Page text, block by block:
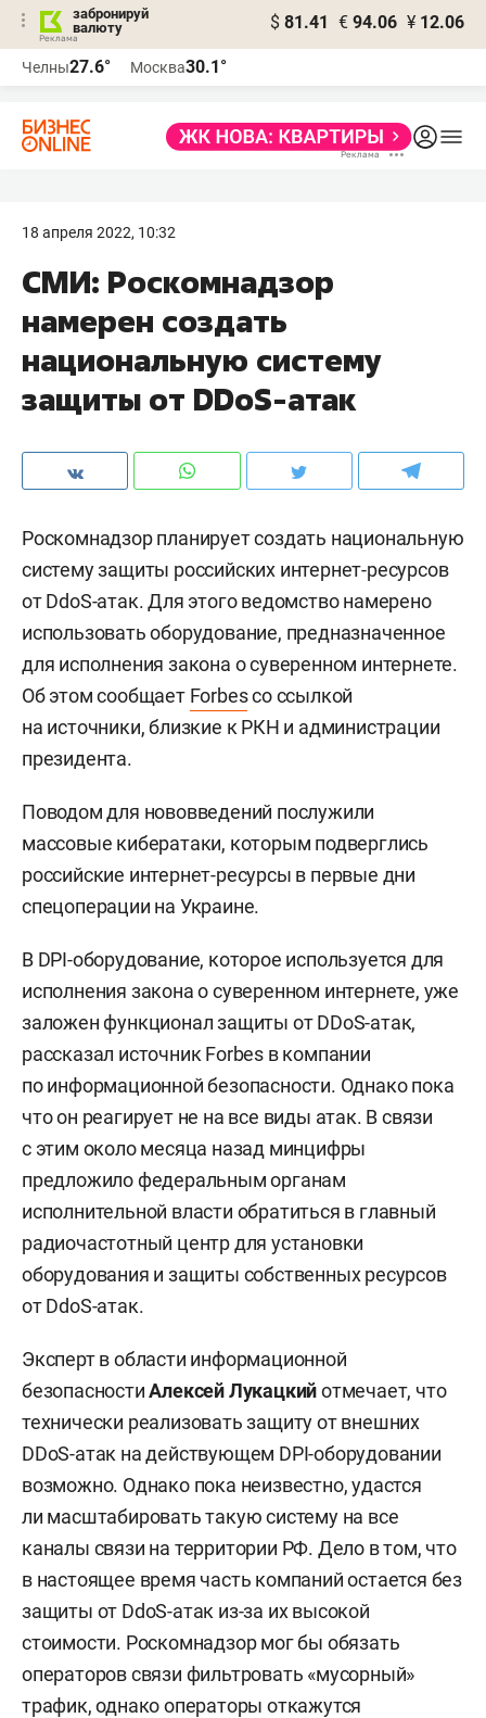
забронируй
валюту
$ 81.41 € 94.06 ¥ 12.06
Челны27.6° Москва30.1°
18 апреля 2022, 10:32
СМИ: Роскомнадзор
намерен создать
национальную систему
защиты от DDoS-атак
Роскомнадзор планирует создать национальную
систему защиты российских интернет-ресурсов
от DdoS-атак. Для этого ведомство намерено
использовать оборудование, предназначенное
для исполнения закона о суверенном интернете.
Об этом сообщает Forbesсо ссылкой
на источники, близкие к РКН и администрации
президента.
Поводом для нововведений послужили
массовые кибератаки, которым подверглись
российские интернет-ресурсы в первые дни
спецоперации на Украине.
В DPI-оборудование, которое используется для
исполнения закона о суверенном интернете, уже
заложен функционал защиты от DDoS-атак,
рассказал источник Forbes в компании
по информационной безопасности. Однако пока
что он реагирует не на все виды атак. В связи
с этим около месяца назад минцифры
предложило федеральным органам
исполнительной власти обратиться в главный
радиочастотный центр для установки
оборудования и защиты собственных ресурсов
от DdoS-атак.
Эксперт в области информационной
безопасностиАлексей Лукацкийотмечает, что
технически реализовать защиту от внешних
DDoS-атак на действующем DPI-оборудовании
возможно. Однако пока неизвестно, удастся
ли масштабировать такую систему на все
каналы связи на территории РФ. Дело в том, что
в настоящее время часть компаний остается без
защиты от DdoS-атак из-за их высокой
стоимости. Роскомнадзор мог бы обязать
операторов связи фильтровать «мусорный»
трафик, однако операторы откажутся